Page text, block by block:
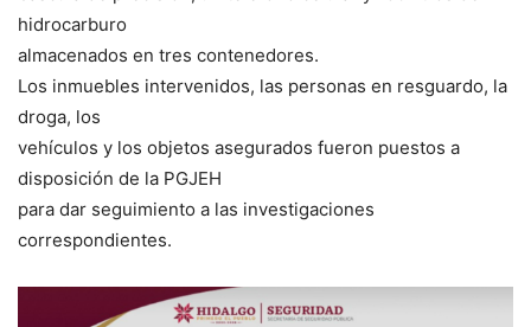
hidrocarburo
almacenados en tres contenedores.
Los inmuebles intervenidos, las personas en resguardo, la
droga, los
vehículos y los objetos asegurados fueron puestos a
disposición de la PGJEH
para dar seguimiento a las investigaciones
correspondientes.